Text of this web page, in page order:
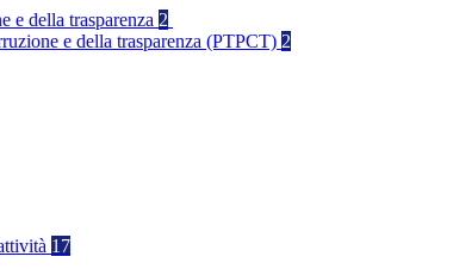
e della trasparenza 2
e della trasparenza (PTPCT) 2
17